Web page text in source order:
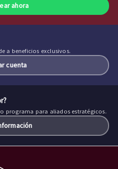
ahora
a beneficios exclusivos.
cuenta
programa para aliados estratégicos.